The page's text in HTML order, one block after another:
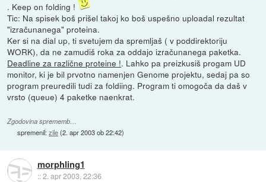
. Keep on folding !
Tic: Na spisek boš prišel takoj ko boš uspešno uploadal rezultat
"izračunanega" proteina.
Ker si na dial up, ti svetujem da spremljaš ( v poddirektoriju
WORK), da ne zamudiš roka za oddajo izračunanega paketka.
Deadline za različne proteine !. Lahko pa preizkusiš progam UD
monitor, ki je bil prvotno namenjen Genome projektu, sedaj pa so
program preuredili tudi za foldiing. Program ti omogoča da daš v
vrsto (queue) 4 paketke naenkrat.
Zgodovina sprememb…
spremenil:zile(2. apr 2003 ob 22:42)
morphling1
::2. apr 2003, 22:36